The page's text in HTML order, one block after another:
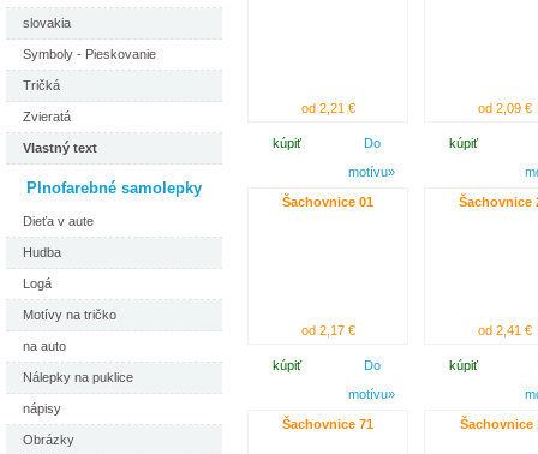
slovakia
Symboly - Pieskovanie
Tričká
Zvieratá
Vlastný text
Plnofarebné samolepky
Dieťa v aute
Hudba
Logá
Motívy na tričko
na auto
Nálepky na puklice
nápisy
Obrázky
od 2,21 €
kúpiť
Do
motívu»
od 2,09 €
kúpiť
Šachovnice 01
od 2,17 €
kúpiť
Do
motívu»
Šachovnice
od 2,41 €
kúpiť
Šachovnice 71 Šachovnice